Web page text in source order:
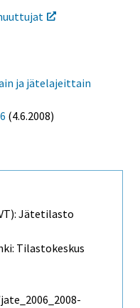
ja jätelajeittain
(4.6.2008)
Jätetilasto
Tilastokeskus